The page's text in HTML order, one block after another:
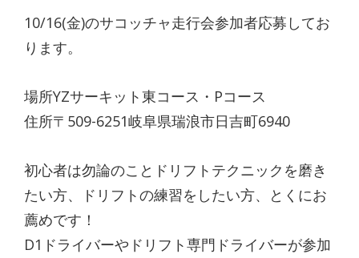
10/16(金)のサコッチャ走行会参加者応募してお
ります。
場所YZサーキット東コース・Pコース
住所〒509-6251岐阜県瑞浪市日吉町6940
初心者は勿論のことドリフトテクニックを磨き
たい方、ドリフトの練習をしたい方、とくにお
薦めです！
D1ドライバーやドリフト専門ドライバーが参加